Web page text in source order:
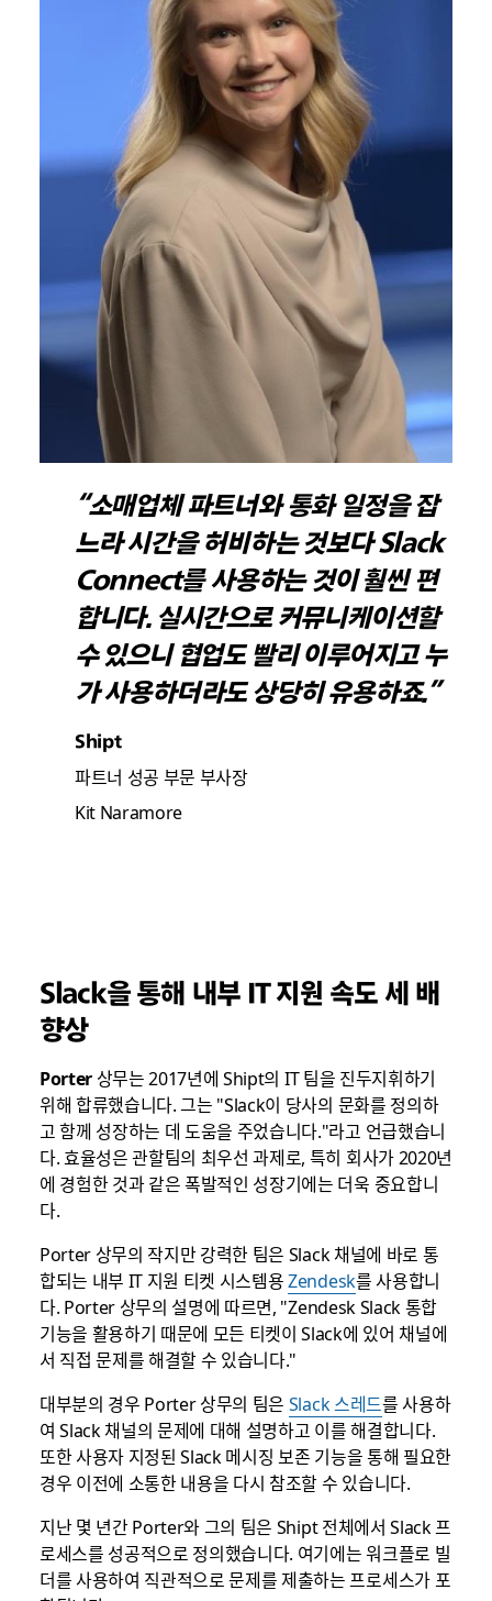
“소매업체 파트너와 통화 일정을 잡
느라 시간을 허비하는 것보다 Slack
Connect를 사용하는 것이 훨씬 편
합니다. 실시간으로 커뮤니케이션할
수 있으니 협업도 빨리 이루어지고 누
가 사용하더라도 상당히 유용하죠.”
Shipt
파트너 성공 부문 부사장
Kit Naramore
Slack을 통해 내부 IT 지원 속도 세 배
향상
Porter상무는 2017년에 Shipt의 IT 팀을 진두지휘하기
위해 합류했습니다. 그는 "Slack이 당사의 문화를 정의하
고 함께 성장하는 데 도움을 주었습니다."라고 언급했습니
다. 효율성은 관할팀의 최우선 과제로, 특히 회사가 2020년
에 경험한 것과 같은 폭발적인 성장기에는 더욱 중요합니
다.
Porter 상무의 작지만 강력한 팀은 Slack 채널에 바로 통
합되는 내부 IT 지원 티켓 시스템용Zendesk를 사용합니
다. Porter 상무의 설명에 따르면, "Zendesk Slack 통합
기능을 활용하기 때문에 모든 티켓이 Slack에 있어 채널에
서 직접 문제를 해결할 수 있습니다."
대부분의 경우 Porter 상무의 팀은 Slack 스레드를 사용하
여 Slack 채널의 문제에 대해 설명하고 이를 해결합니다.
또한 사용자 지정된 Slack 메시징 보존 기능을 통해 필요한
경우 이전에 소통한 내용을 다시 참조할 수 있습니다.
지난 몇 년간 Porter와 그의 팀은 Shipt 전체에서 Slack 프
로세스를 성공적으로 정의했습니다. 여기에는 워크플로 빌
더를 사용하여 직관적으로 문제를 제출하는 프로세스가 포